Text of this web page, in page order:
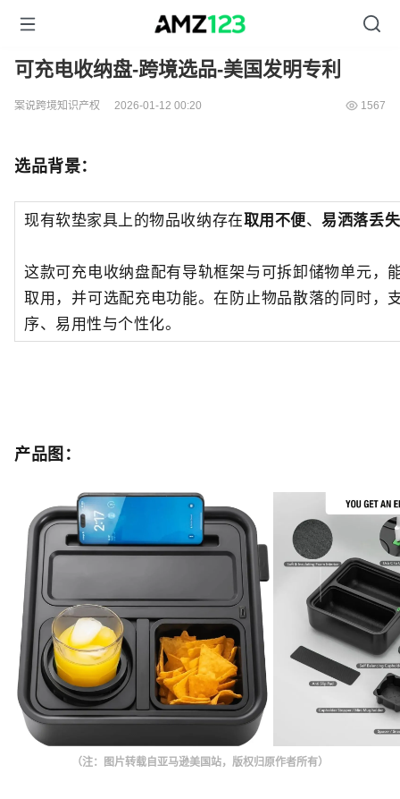
可充电收纳盘-跨境选品-美国发明专利
案说跨境知识产权 2026-01-12 00:20 1567
选品背景：
现有软垫家具上的物品收纳存在取用不便、易洒落丢失
这款可充电收纳盘配有导轨框架与可拆卸储物单元，
取用，并可选配充电功能。在防止物品散落的同时，
序、易用性与个性化。
产品图：
（注：图片转载自亚马逊美国站，版权归原作者所有）